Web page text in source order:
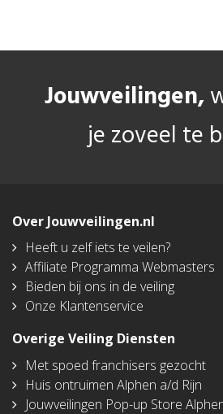
Jouwveilingen,
je zoveel te
Over Jouwveilingen.nl
Heeft u zelf iets te veilen?
Affiliate Programma Webmasters
Bieden bij ons in de veiling
Onze Klantenservice
Overige Veiling Diensten
Met spoed franchisers gezocht
Huis ontruimen Alphen a/d Rijn
Jouwveilingen Pop-up Store